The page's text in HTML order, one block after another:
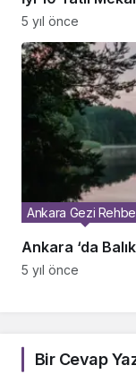
5 yıl önce
Ankara ‘da
Ankara Gezi
5 yıl önce
Bir Cevap